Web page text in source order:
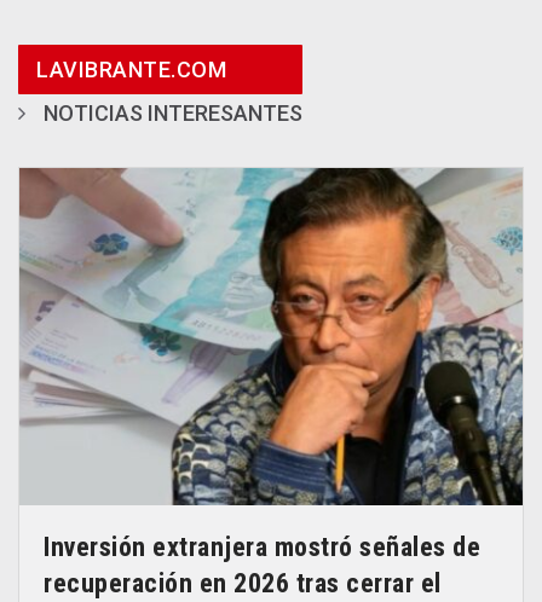
LAVIBRANTE.COM
NOTICIAS INTERESANTES
Inversión extranjera mostró señales de
recuperación en 2026 tras cerrar el